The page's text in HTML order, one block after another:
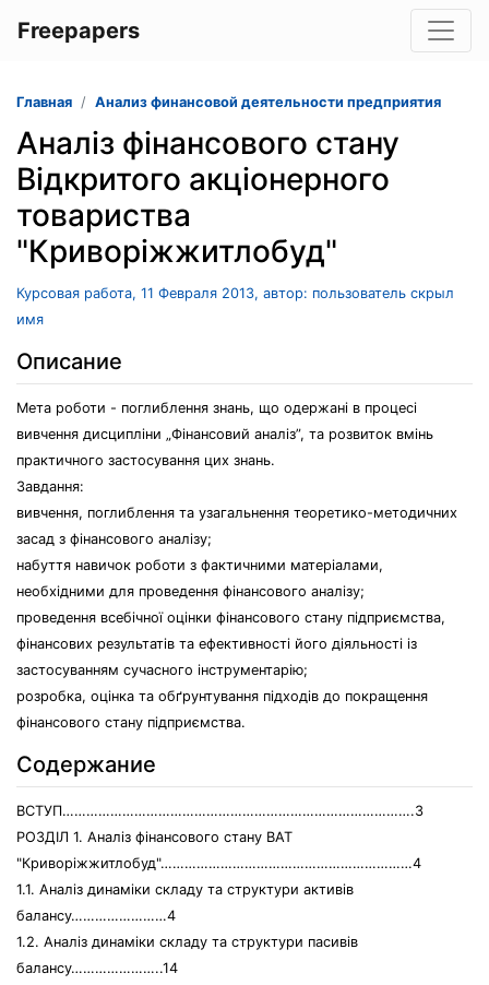
Freepapers
Главная Анализ финансовой деятельности предприятия
Аналіз фінансового стану
Вiдкритого акцiонерного
товариства
"Криворiжжитлобуд"
Курсовая работа, 11 Февраля 2013, автор: пользователь скрыл
имя
Описание
Мета роботи - поглиблення знань, що одержані в процесі
вивчення дисципліни „Фінансовий аналіз”, та розвиток вмінь
практичного застосування цих знань.
Завдання:
вивчення, поглиблення та узагальнення теоретико-методичних
засад з фінансового аналізу;
набуття навичок роботи з фактичними матеріалами,
необхідними для проведення фінансового аналізу;
проведення всебічної оцінки фінансового стану підприємства,
фінансових результатів та ефективності його діяльності із
застосуванням сучасного інструментарію;
розробка, оцінка та обґрунтування підходів до покращення
фінансового стану підприємства.
Содержание
ВСТУП…………………………………………………………………………….3
РОЗДІЛ 1. Аналіз фінансового стану ВАТ
"Криворiжжитлобуд"………………………………………………………4
1.1. Аналіз динаміки складу та структури активів
балансу……………………4
1.2. Аналіз динаміки складу та структури пасивів
балансу…………………..14